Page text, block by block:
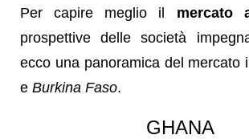
Per capire meglio il mercato
prospettive delle società
ecco una panoramica del mercato
e Burkina Faso.
GHANA